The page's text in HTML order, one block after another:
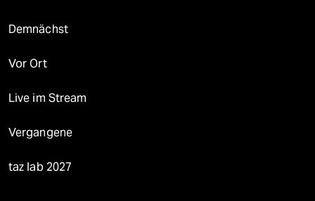
Demnächst
Vor Ort
Live im Stream
Vergangene
taz lab 2027